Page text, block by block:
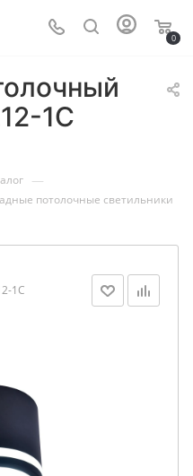
0
1C
—
потолочные светильники
1C